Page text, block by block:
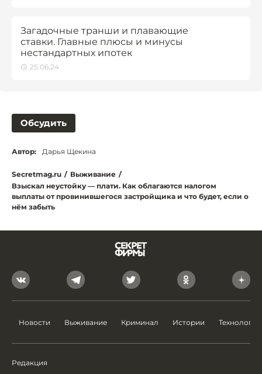
Загадочные транши и плавающие
ставки. Главные плюсы и минусы
нестандартных ипотек
25.06.24
Обсудить
Автор: Дарья Щекина
Secretmag.ru / Выживание /
Взыскал неустойку — плати. Как облагаются налогом
выплаты от провинившегося застройщика и что будет, если о
нём забыть
Новости Выживание Криминал Истории Технологии
Редакция